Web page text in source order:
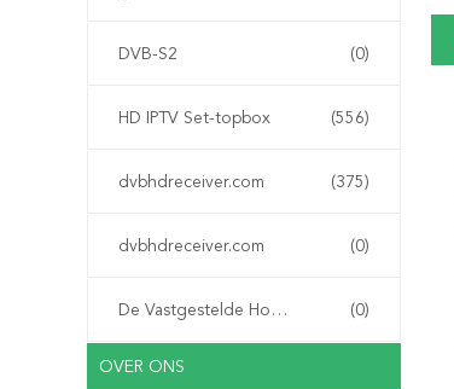
DVB-S2 (0)
HD IPTV Set-topbox (556)
dvbhdreceiver.com (375)
dvbhdreceiver.com (0)
De Vastgestelde Hoogste Doos van IPTV (0)
OVER ONS